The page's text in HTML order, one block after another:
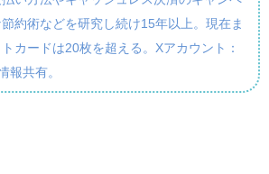
約術などを研究し続け15年以上。現在ま
カードは20枚を超える。Xアカウント：
報共有。